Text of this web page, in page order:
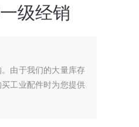
级经销
由于我们的大量库存
工业配件时为您提供